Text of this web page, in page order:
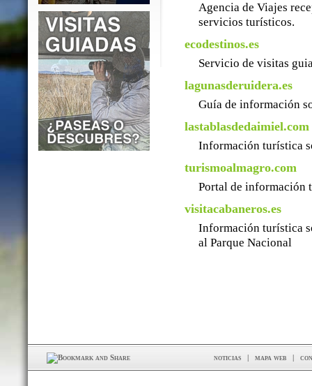
Agencia de Viajes
servicios turísticos.
ecodestinos.es
Servicio de visitas
lagunasderuidera.es
Guía de información
lastablasdedaimiel.com
Información turística
turismoalmagro.com
Portal de información
visitacabaneros.es
Información turística
al Parque Nacional
noticias | mapa web |